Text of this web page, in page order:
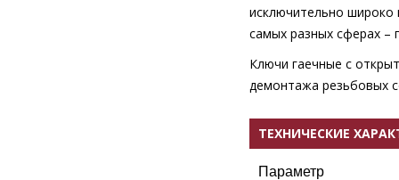
исключительно
самых разных сферах –
Ключи гаечные с
демонтажа резьбовых
ТЕХНИЧЕСКИЕ
Параметр